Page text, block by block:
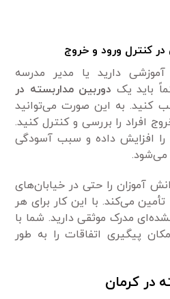
در کنترل ورود و خروج
دارید یا مدیر مدرسه
باید یک دوربین مداربسته در
کنید. به این صورت می‌توانید
افراد را بررسی و کنترل کنید.
افزایش داده و سبب آسودگی
می‌شود.
آموزان را حتی در خیابان‌های
می‌کند. با این کار برای هر
مدرک موثقی دارید. شما با
پیگیری اتفاقات را به طور
در کرمان